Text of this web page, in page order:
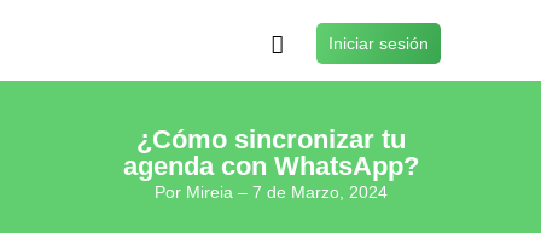
Iniciar sesión
¿Cómo sincronizar tu
agenda con WhatsApp?
Por Mireia – 7 de Marzo, 2024